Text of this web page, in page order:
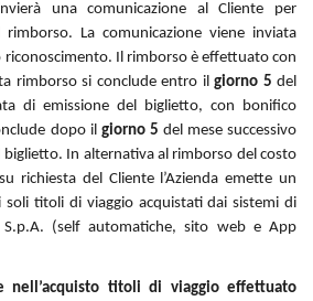
una comunicazione al Cliente per
La comunicazione viene inviata
riconoscimento. Il rimborso è effettuato con
rimborso si conclude entro il giorno 5 del
di emissione del biglietto, con bonifico
dopo il giorno 5 del mese successivo
biglietto. In alternativa al rimborso del costo
richiesta del Cliente l’Azienda emette un
titoli di viaggio acquistati dai sistemi di
S.p.A. (self automatiche, sito web e App
nell’acquisto titoli di viaggio effettuato